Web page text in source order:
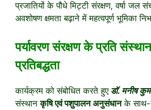
प्रजातियों के पौधे मिट्टी संरक्षण, वर्षा जल
अवशोषण क्षमता बढ़ाने में महत्वपूर्ण भूमिका
पर्यावरण संरक्षण के प्रति
प्रतिबद्धता
कार्यक्रम को संबोधित करते हुए डॉ. मनीष
संस्थानकृषि एवं पशुपालन अनुसंधानके